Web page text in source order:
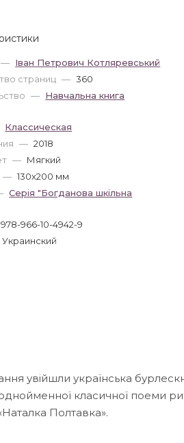
— Іван Петрович Котляревський
страниц — 360
— Навчальна книга
Классическая
— 2018
— Мягкий
— 130x200 мм
Серія "Богданова шкільна
978-966-10-4942-9
Украинский
увійшли українська
класичної поеми
Полтавка».